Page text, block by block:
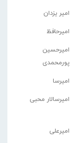
امیر یزدان
امیرحافظ
امیرحسین
پورمحمدی
امیرسا
امیرسالار محبی
امیرعلی